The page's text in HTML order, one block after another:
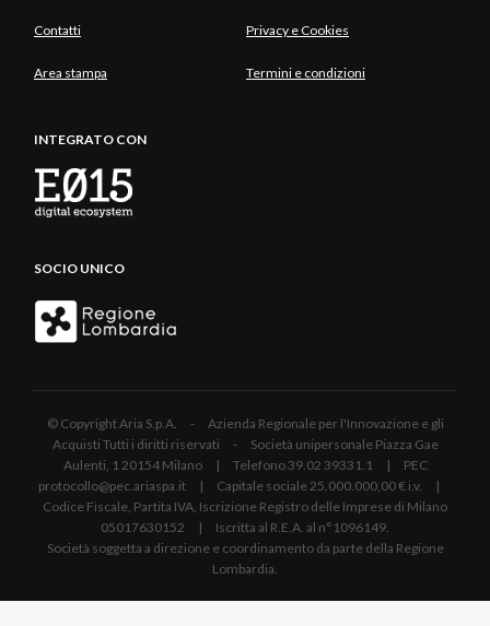
Contatti Privacy e Cookies
Area stampa Termini e condizioni
INTEGRATO CON
SOCIO UNICO
© Copyright Aria S.p.A. - Azienda Regionale per l'Innovazione e gli
Acquisti Tutti i diritti riservati - Società unipersonale Piazza Gae
Aulenti, 1 20154 Milano | Telefono 39.02 39331.1 | PEC
protocollo@pec.ariaspa.it | Capitale sociale 25.000.000,00 € i.v. |
Codice Fiscale, Partita IVA, Iscrizione Registro delle Imprese di Milano
05017630152 | Iscritta al R.E.A. al n°1096149.
Società soggetta a direzione e coordinamento da parte della Regione
Lombardia.